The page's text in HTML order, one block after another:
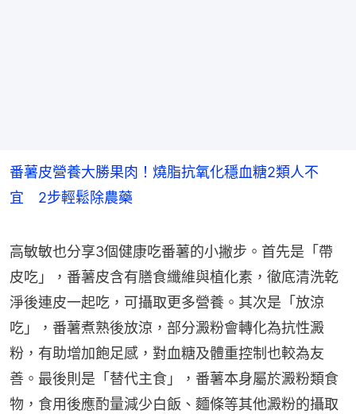
番薯皮營養大勝果肉！燒脂抗氧化穩血糖2類人不
宜 2步輕鬆除農藥
高敏敏也分享3個健康吃番薯的小撇步。首先是「帶
皮吃」，番薯皮含有膳食纖維與植化素，徹底清洗乾
淨後連皮一起吃，可攝取更多營養。其次是「放涼
吃」，番薯煮熟後放涼，部分澱粉會轉化為抗性澱
粉，有助增加飽足感，對血糖及體重控制也較為友
善。最後則是「替代主食」，番薯本身屬於澱粉類食
物，食用後應酌量減少白飯、麵條等其他澱粉的攝取